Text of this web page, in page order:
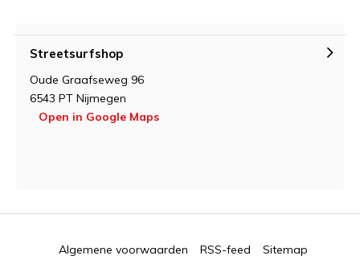
Streetsurfshop
Oude Graafseweg 96
6543 PT Nijmegen
Open in Google Maps
Algemene voorwaarden RSS-feed Sitemap